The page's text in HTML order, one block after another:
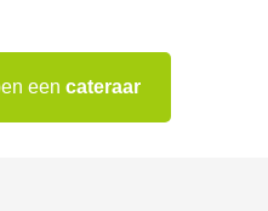
een cateraar